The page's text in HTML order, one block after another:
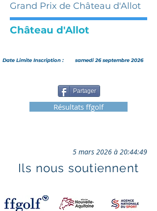
Grand Prix de Château d'Allot
Château d'Allot
Date Limite Inscription : samedi 26 septembre 2026
Partager
Résultats ffgolf
5 mars 2026 à 20:44:49
Ils nous soutiennent